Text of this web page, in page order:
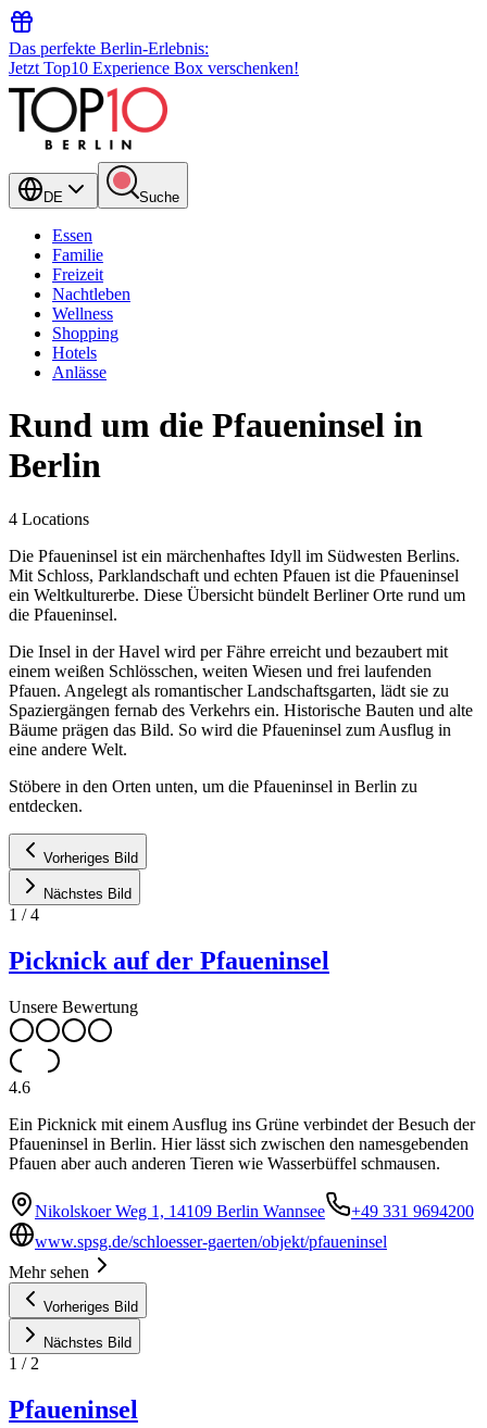
Das perfekte Berlin-Erlebnis:
Jetzt Top10 Experience Box verschenken!
DE Suche
Essen
Familie
Freizeit
Nachtleben
Wellness
Shopping
Hotels
Anlässe
Rund um die Pfaueninsel in
Berlin
4 Locations
Die Pfaueninsel ist ein märchenhaftes Idyll im Südwesten Berlins.
Mit Schloss, Parklandschaft und echten Pfauen ist die Pfaueninsel
ein Weltkulturerbe. Diese Übersicht bündelt Berliner Orte rund um
die Pfaueninsel.
Die Insel in der Havel wird per Fähre erreicht und bezaubert mit
einem weißen Schlösschen, weiten Wiesen und frei laufenden
Pfauen. Angelegt als romantischer Landschaftsgarten, lädt sie zu
Spaziergängen fernab des Verkehrs ein. Historische Bauten und alte
Bäume prägen das Bild. So wird die Pfaueninsel zum Ausflug in
eine andere Welt.
Stöbere in den Orten unten, um die Pfaueninsel in Berlin zu
entdecken.
Vorheriges Bild
Nächstes Bild
1 /4
Picknick auf der Pfaueninsel
Unsere Bewertung
4.6
Ein Picknick mit einem Ausflug ins Grüne verbindet der Besuch der
Pfaueninsel in Berlin. Hier lässt sich zwischen den namesgebenden
Pfauen aber auch anderen Tieren wie Wasserbüffel schmausen.
Nikolskoer Weg 1, 14109 Berlin Wannsee
+49 331 9694200
www.spsg.de/schloesser-gaerten/objekt/pfaueninsel
Mehr sehen
Vorheriges Bild
Nächstes Bild
1 / 2
Pfaueninsel